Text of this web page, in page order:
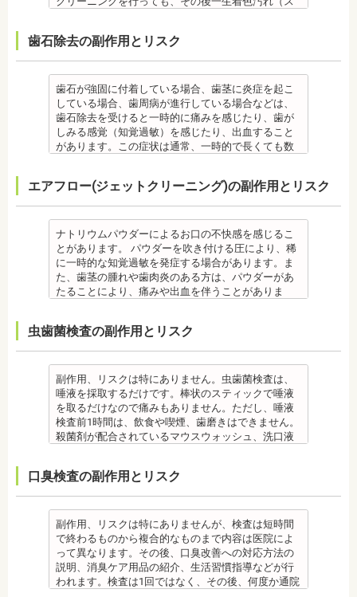
期間が長くなる場合があります。
あります。特に切歯（せっし：上下前歯各4本）、歯
の凸凹が大きい患者様の場合、発症する事がありま
す。
・顎の成長に合わせて歯並びを治していくため、一
時的に歯並びが悪い状態になることもあります。
・大人になってから再度矯正が必要になることがあ
ります。
・定期的な通院などにご協力いただけない場合、治
療の結果に差が出る場合があります。
・固いものが一時的に噛めなくなることがありま
す。また、ガムや餅など、装置に引っかかるものが
食べられなくなることもあります。
・装置が壊れることがあります。その際は歯科医師
に相談してください。
・個人差がありますが、矯正装置にかなりのストレ
スを受ける患者さんもいます。
・矯正中は、器具を装着するため、食べかすが詰ま
了まで治療できません。）
・虫歯や歯周炎が発生すると一旦、装置を取り外し
て歯科医院で治療をする場合もあります。
・患者様が、取り外しできる矯正装置や補助装置の
装着時間を守っていなかったり、定期的な来院がで
きなかったりした場合は、治療期間が延びる可能性
があります。
・特殊な噛み合わせ、骨の硬さ、歯のかたちの場合
癖が改善されない場合は、治療期間が延びることが
療」を終えて歯並びが改善されても、まだ歯が元の
位置に戻ろうとする傾向があるため、一定期間動か
した歯を正しい位置にとどめておく保定が必要で
す。歯の位置が安定するまでの保定期間には個人差
があるので、治療後も歯科医師の指示を守ってくだ
さい。
合は、かみ合わせの治療を行います。 その他
気、不眠など不定愁訴が起こる場合がありますの
で、鎮痛剤、吐き気止め等、歯科医師の指示のもと
服用する場合があります。
・治療中と治療後の見た目に個人差が大きくあらわ
れる治療です。また、歯科医師との見解の相違も起
こりえます。歯科医師とよくご相談ください。
・矯正力が強すぎると、歯の根が短くなる「歯根吸
収」が起こるリスクが高くなります。
・歯や骨の状態、歯の動きを妨げる癖があった場
期間が長くなる場合があります。
・矯正治療では、歯肉が下がる場合（歯肉退縮）が
あります。特に切歯（せっし：上下前歯各4本）、歯
の凸凹が大きい患者様の場合、発症する事がありま
す。
・個人差により治療期間が数年かかることがありま
す。
・固いものが一時的に噛めなくなります。また、ガ
ムや餅など、装置に引っかかるものが食べられなく
を受診してください。
・個人差があり、かなりのストレスを受ける患者さ
んもいます。
・矯正中は、器具を装着するため、食べかすが詰ま
りやすく虫歯、歯周病を招きやすくなります。（矯
正器具をつけている箇所の虫歯治療は、基本的に矯
正終了まで治療できません。）
・虫歯や歯周炎が発生すると一旦、装置を取り外し
装着時間を守っていなかったり、定期的な来院がで
きなかった場合は、治療期間が延びる場合がありま
す。
・特殊な噛み合わせ、骨の硬さ、歯のかたちの場合
は、治療期間が長くなる場合があります。
・舌で歯を押す癖や、歯並びに悪影響をあたえる癖
が改善されない方は、治療期間が延びる場合があり
ます。
噛み合わせが悪くなると、咀嚼障害、頭痛、肩こり
が崩れることで、口が大きく開かない、食事を噛む
ときに痛みが出る顎関節症を発症する場合がありま
す。他にも自律神経失調症になることもあります。
噛み合わせが原因の場合は、噛み合わせの治療を行
います。
・矯正終了後に矯正箇所が元に戻る場合もありま
す。
その他
・治したい部分の一部の歯並びにのみ対応できま
を進めることができない場合もあります。
・矯正中、頭痛、首や肩のこり、強い倦怠感、吐き
気、不眠など不定愁訴が起こる場合がありますの
で、鎮痛剤、吐き気止め等、歯科医師の指示のもと
服用する場合があります。
・治療中と治療後の見た目に個人差が大きくあらわ
れる治療です。また、歯科医師との見解の相違も起
こりえます。歯科医師とよくご相談ください。
・矯正力が強すぎると、歯の根が短くなる「歯根吸
・歯や骨の状態、歯の動きを妨げる癖があった場
合、虫歯や歯周病の発生など、治療計画よりも治療
期間が長くなる場合があります。
・矯正治療では、歯肉が下がる場合（歯肉退縮）が
あります。特に切歯（せっし：上下前歯各4本）、歯
の凸凹が大きい患者様の場合、発症する事がありま
す。
・個人差により治療期間が数年かかることがありま
す。
なることもあります。
・装置が壊れることがあります。その際は歯科医院
を受診してください。
・個人差があり、かなりのストレスを受ける患者様
もいます。
・矯正中は、器具を装着するため、食べかすが詰ま
りやすく虫歯、歯周病を招きやすくなります。（矯
正器具をつけている箇所の虫歯治療は、基本的に矯
授乳中の方は、インプラント治療はお控えくださ
・心臓の疾患、骨粗鬆症等、内科的にインプラント
治療に適さないケースもあります。また、普段服薬
・歯がない箇所のリカバリー治療ですが、その欠損
箇所のみの治療ではなく、全体のかみ合わせを提案
してくれる方針を選択するとよいでしょう。
・手術ではありますが、麻酔を行うため、手術中に
痛みを感じることは基本的にありません。
先生
【プロフィール】
日本大学歯学部卒業
日本大学歯学部口腔外科第２講座大学院卒業
歯学博士（口腔外科学）
日本大学歯学部非常勤講師
社会福祉法人富士白苑理事
社会福祉法人富士白苑理事
歯学博士（口腔外科学）
す。また、歯科のクリーニングだけでは、虫歯や歯
周病の予防にはなりません。
毎日のブラッシングなどは継続して行う必要があり
ます。
備考
自宅で、歯磨きをしていても、落とすことの出来な
い汚れや、歯石の元となる歯垢・バイオフィルムを
歯科で専門の機器・技術によって除去する技術で
防に効果的です。
日本歯科大学新潟生命歯学部卒業
新潟大学医歯学総合病院にて研修
都内歯科医院にて勤務
歯石除去の副作用とリスク
歯石が強固に付着している場合、歯茎に炎症を起こ
している場合、歯周病が進行している場合などは、
歯石除去を受けると一時的に痛みを感じたり、歯が
しみる感覚（知覚過敏）を感じたり、出血すること
があります。この症状は通常、一時的で長くても数
鳴り響きます。機器は歯石が多い人、広範囲に歯石
が付いている人に使われるのですが、高音が苦手な
人は音を我慢する必要があります。
備考
歯石とは、歯垢が石のように固くなって歯と歯の間
や歯の表面、歯茎と歯の隙間などにこびりついたも
のです。唾液腺開口部の近くにある歯に特に着きや
すく、具体的には「下の前歯の裏側」や「上の奥歯
きません。
単に取り除くことができますが、沈着したまま時間
が経過すると歯石になって歯周病を進行させてしま
います。歯科での歯石除去は、専門の機器を使用
し、歯石を取り除くことができます。
歯石を取り除けば、歯周病の治療となり歯のぐらつ
き、歯茎の出血、口臭などが改善できます。
【プロフィール】
勤務
エアフロー(ジェットクリーニング)の副作用とリスク
ナトリウムパウダーによるお口の不快感を感じるこ
とがあります。 パウダーを吹き付ける圧により、稀
に一時的な知覚過敏を発症する場合があります。ま
た、歯茎の腫れや歯肉炎のある方は、パウダーがあ
たることにより、痛みや出血を伴うことがありま
きれない場合があります。
また、エアフローは外来性の着色は落としますが、
本来の歯の色自体は白くできません。歯自体を白く
したい場合にはホワイトニングが有効です。 着色汚
れはエアフロー後に再付着することもあります。継
続的効果を得るには、定期的な施術が必要です。
エアフローは、着色を落とす審美目的として行われ
るため、健康保険の適用外となり自由診療となりま
フローを受けられない人もいます。
ウダー粒子をジェット噴射で歯に吹き付け、歯にこ
びりついた汚れを落とすことができます。
歯科で主に歯の着色やタバコのヤニ除去の用途とし
て使われていますが、歯周ポケット内の歯周病の細
菌除去にも効果があります。
監修医情報 菊地由利佳先生
虫歯菌検査の副作用とリスク
副作用、リスクは特にありません。虫歯菌検査は、
唾液を採取するだけです。棒状のスティックで唾液
を取るだけなので痛みもありません。ただし、唾液
検査前1時間は、飲食や喫煙、歯磨きはできません。
殺菌剤が配合されているマウスウォッシュ、洗口液
また検査1ヶ月以内に抗生物質を使用している場合も
正確な結果が出ないことがあるので時期を延ばす場
合もあります。健康保険の適用外となり自由診療と
なります。
備考
ご自身の唾液の量、性質、虫歯の原因菌の量を知
り、虫歯予防とセルフケア強化を目的とした検査で
す。
口臭検査の副作用とリスク
副作用、リスクは特にありませんが、検査は短時間
で終わるものから複合的なものまで内容は医院によ
って異なります。その後、口臭改善への対応方法の
説明、消臭ケア用品の紹介、生活習慣指導などが行
われます。検査は1回ではなく、その後、何度か通院